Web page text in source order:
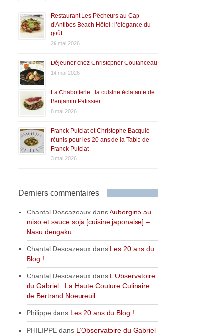
Restaurant Les Pêcheurs au Cap
d’Antibes Beach Hôtel : l’élégance du
goût
26 mai 2026
Déjeuner chez Christopher Coutanceau
14 mai 2026
La Chabotterie : la cuisine éclatante de
Benjamin Patissier
8 mai 2026
Franck Putelat et Christophe Bacquié
réunis pour les 20 ans de la Table de
Franck Putelat
3 mai 2026
Derniers commentaires
Chantal Descazeaux dansAubergine au
miso et sauce soja [cuisine japonaise] –
Nasu dengaku
Chantal Descazeaux dans Les 20 ans du
Blog !
Chantal Descazeaux dans L’Observatoire
du Gabriel : La Haute Couture Culinaire
de Bertrand Noeureuil
Philippe dans Les 20 ans du Blog !
PHILIPPE dans L’Observatoire du Gabriel